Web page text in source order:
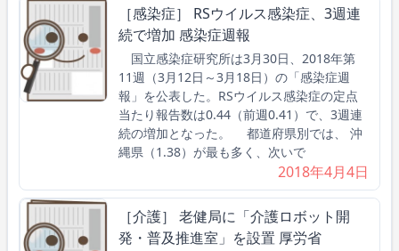
［感染症］ RSウイルス感染症、3週連
続で増加 感染症週報
国立感染症研究所は3月30日、2018年第
11週（3月12日～3月18日）の「感染症週
報」を公表した。RSウイルス感染症の定点
当たり報告数は0.44（前週0.41）で、3週連
続の増加となった。 都道府県別では、 沖
縄県（1.38）が最も多く、次いで
2018年4月4日
［介護］ 老健局に「介護ロボット開
発・普及推進室」を設置 厚労省